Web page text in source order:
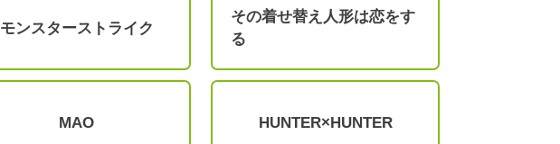
モンスターストライク
その着せ替え人形は恋をす
る
MAO HUNTER×HUNTER